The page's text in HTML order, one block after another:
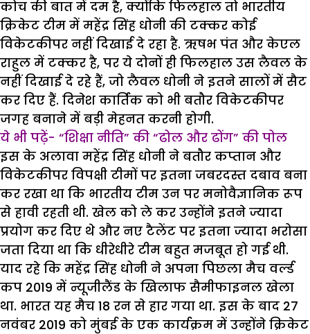
कोच की बात में दम है, क्योंकि फिलहाल तो भारतीय
क्रिकेट टीम में महेंद्र सिंह धोनी की टक्कर कोई
विकेटकीपर नहीं दिखाई दे रहा है. ऋषभ पंत और केएल
राहुल में टक्कर है, पर ये दोनों ही फिलहाल उस लैवल के
नहीं दिखाई दे रहे हैं, जो लैवल धोनी ने इतने सालों में सैट
कर दिए हैं. दिनेश कार्तिक को भी बतौर विकेटकीपर
जगह बनाने में बड़ी मेहनत करनी होगी.
ये भी पढ़ें- “शिक्षा नीति” की “ढोल और ढोंग” की पोल
इस के अलावा महेंद्र सिंह धोनी ने बतौर कप्तान और
विकेटकीपर विपक्षी टीमों पर इतना जबरदस्त दबाव बना
कर रखा था कि भारतीय टीम उन पर मनोवैज्ञानिक रूप
से हावी रहती थी. खेल को ले कर उन्होंने इतने ज्यादा
प्रयोग कर दिए थे और नए टैलेंट पर इतना ज्यादा भरोसा
जता दिया था कि धीरेधीरे टीम बहुत मजबूत हो गई थी.
याद रहे कि महेंद्र सिंह धोनी ने अपना पिछला मैच वर्ल्ड
कप 2019 में न्यूजीलैंड के खिलाफ सैमीफाइनल खेला
था. भारत यह मैच 18 रन से हार गया था. इस के बाद 27
नवंबर 2019 को मुंबई के एक कार्यक्रम में उन्होंने क्रिकेट